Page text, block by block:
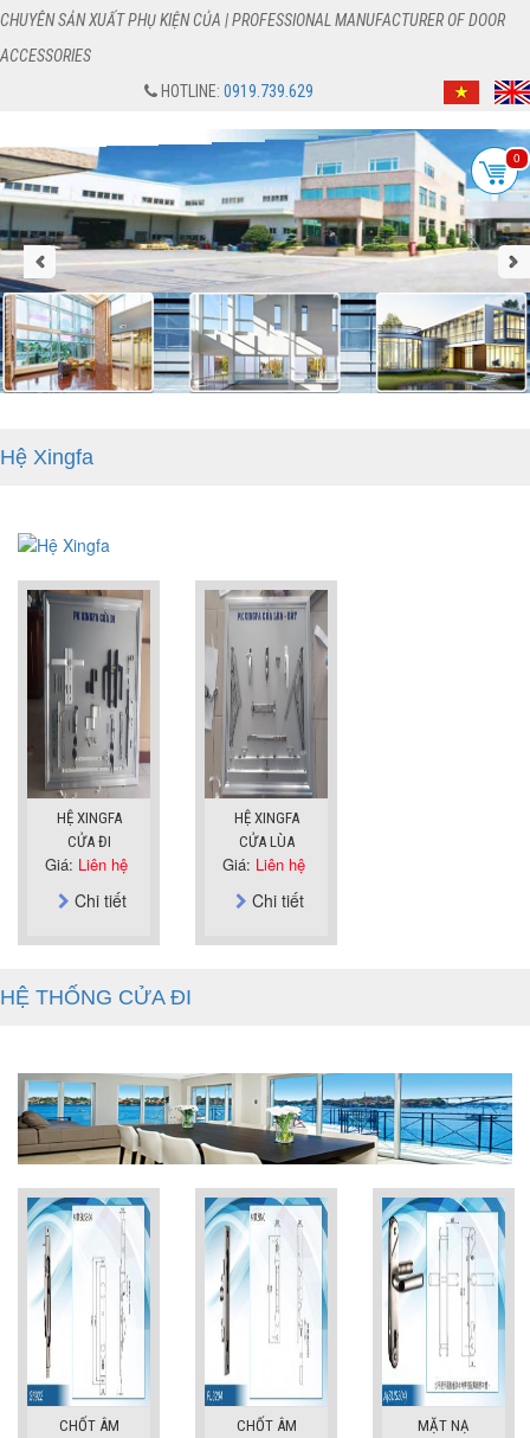
CHUYÊN SẢN XUẤT PHỤ KIỆN CỦA | PROFESSIONAL MANUFACTURER OF DOOR
ACCESSORIES
HOTLINE: 0919.739.629
0
Hệ Xingfa
HỆ XINGFA
CỬA ĐI
Giá: Liên hệ
Chi tiết
HỆ XINGFA
CỬA LÙA
Giá: Liên hệ
Chi tiết
HỆ THỐNG CỬA ĐI
CHỐT ÂM
CHỐT ÂM
MẶT NẠ